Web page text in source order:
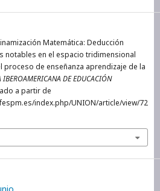
Matemática: Deducción
notables en el espacio tridimensional
de enseñanza aprendizaje de la
IBEROAMERICANA DE EDUCACIÓN
a partir de
index.php/UNION/article/view/72